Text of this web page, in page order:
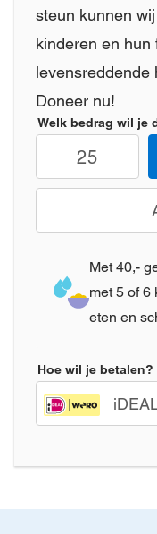
steun kunnen
kinderen en hun
levensreddende
Doneer nu!
Welk bedrag wil je
25
Met 40,-
met 5 of 6
eten en
Hoe wil je betalen?